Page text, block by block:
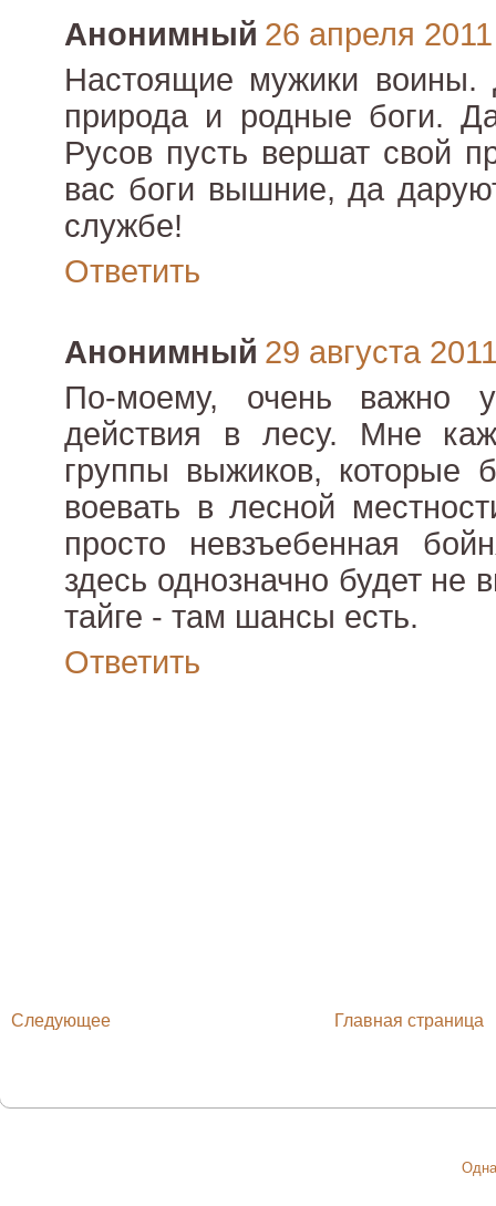
Анонимный 26 апреля 2011
Настоящие мужики
природа и родные боги.
Русов пусть вершат свой
вас боги вышние, да
службе!
Ответить
Анонимный 29 августа
По-моему, очень важно
действия в лесу. Мне
группы выжиков, которые
воевать в лесной
просто невзъебенная
здесь однозначно будет не
тайге - там шансы есть.
Ответить
Следующее Главная страница